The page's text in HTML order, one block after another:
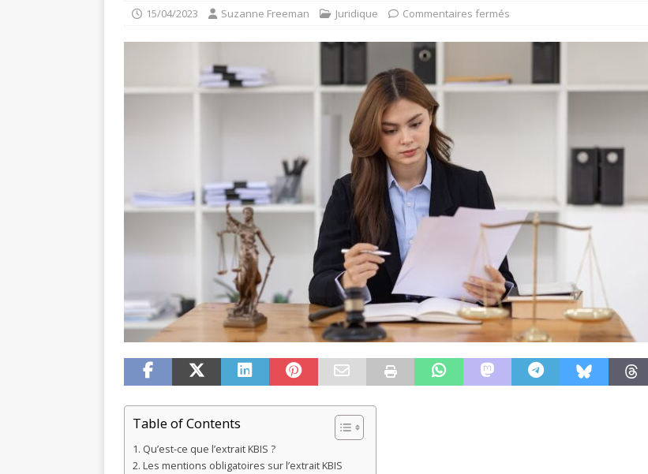
15/04/2023 Suzanne Freeman Juridique Commentaires fermés
Table of Contents
Qu’est-ce que l’extrait KBIS ?
Les mentions obligatoires sur l’extrait KBIS